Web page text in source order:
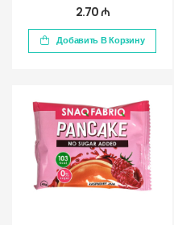
2.70 ₼
Добавить В Корзину